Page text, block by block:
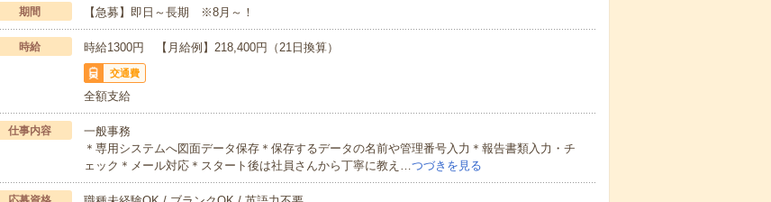
期間 【急募】即日～長期 ※8月～！
時給 時給1300円 【月給例】218,400円（21日換算）
交通費
全額支給
仕事内容
一般事務
＊専用システムへ図面データ保存＊保存するデータの名前や管理番号入力＊報告書類入力・チ
ェック＊メール対応＊スタート後は社員さんから丁寧に教え…つづきを見る